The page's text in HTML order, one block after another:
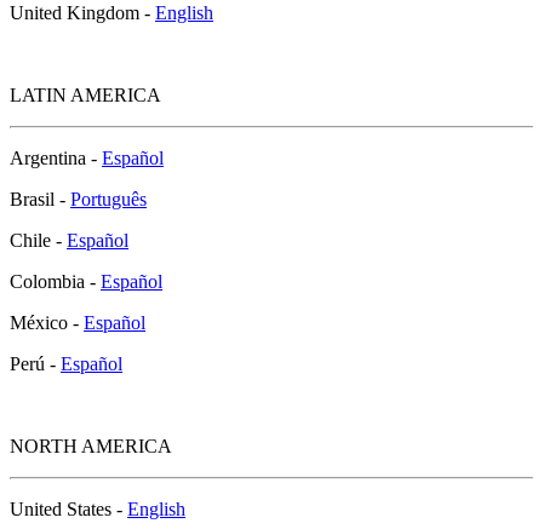
United Kingdom - English
LATIN AMERICA
Argentina - Español
Brasil - Português
Chile - Español
Colombia - Español
México - Español
Perú - Español
NORTH AMERICA
United States - English